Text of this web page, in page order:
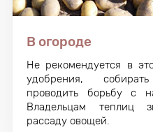
В огороде
Не рекомендуется в
удобрения,
проводить борьбу с
Владельцам теплиц
рассаду овощей.